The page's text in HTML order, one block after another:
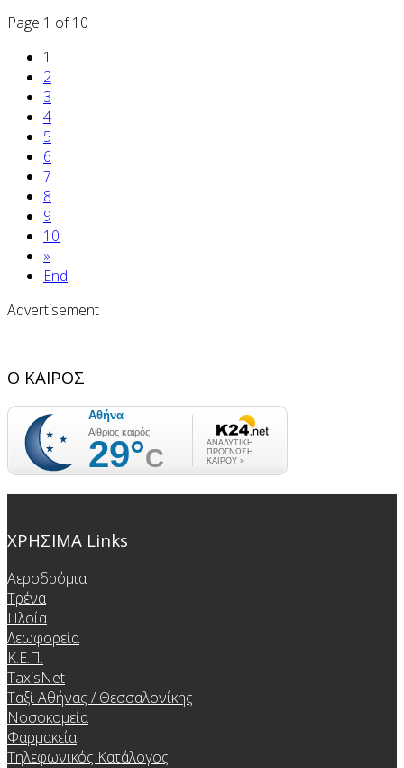
Page 1 of 10
1
2
3
4
5
6
7
8
9
10
»
End
Advertisement
Ο ΚΑΙΡΟΣ
ΧΡΗΣΙΜΑ Links
Αεροδρόμια
Τρένα
Πλοία
Λεωφορεία
Κ.Ε.Π.
TaxisNet
Ταξί Αθήνας / Θεσσαλονίκης
Νοσοκομεία
Φαρμακεία
Τηλεφωνικός Κατάλογος